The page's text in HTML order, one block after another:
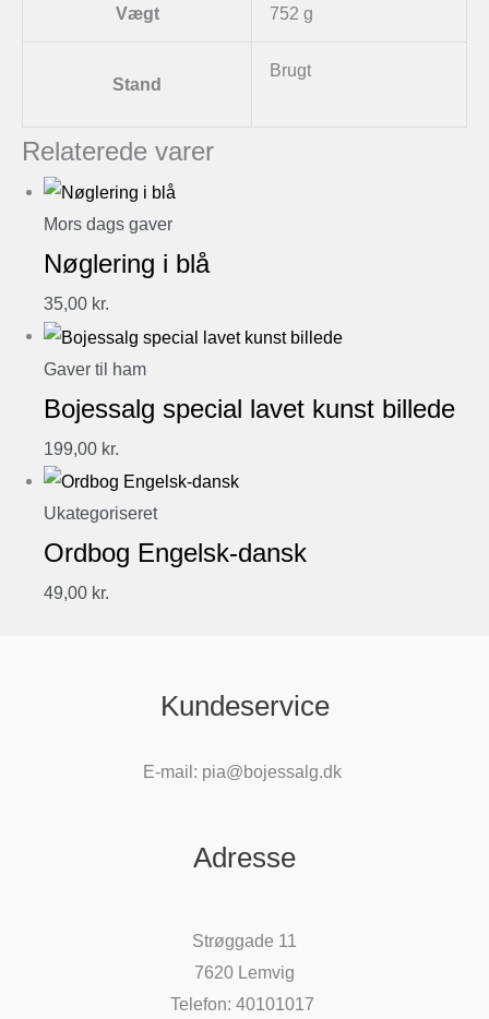
Vægt 752 g
Stand
Brugt
Relaterede varer
Mors dags gaver
Nøglering i blå
35,00 kr.
Gaver til ham
Bojessalg special lavet kunst billede
199,00 kr.
Ukategoriseret
Ordbog Engelsk-dansk
49,00 kr.
Kundeservice
E-mail: pia@bojessalg.dk
Adresse
Strøggade 11
7620 Lemvig
Telefon: 40101017